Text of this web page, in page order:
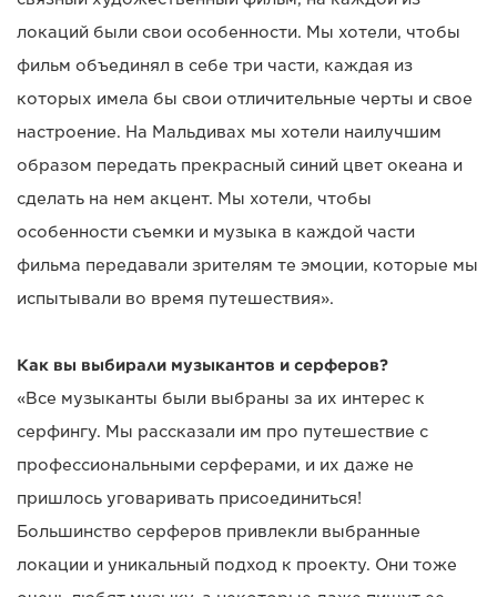
локаций были свои особенности. Мы хотели, чтобы
фильм объединял в себе три части, каждая из
которых имела бы свои отличительные черты и свое
настроение. На Мальдивах мы хотели наилучшим
образом передать прекрасный синий цвет океана и
сделать на нем акцент. Мы хотели, чтобы
особенности съемки и музыка в каждой части
фильма передавали зрителям те эмоции, которые мы
испытывали во время путешествия».
Как вы выбирали музыкантов и серферов?
«Все музыканты были выбраны за их интерес к
серфингу. Мы рассказали им про путешествие с
профессиональными серферами, и их даже не
пришлось уговаривать присоединиться!
Большинство серферов привлекли выбранные
локации и уникальный подход к проекту. Они тоже